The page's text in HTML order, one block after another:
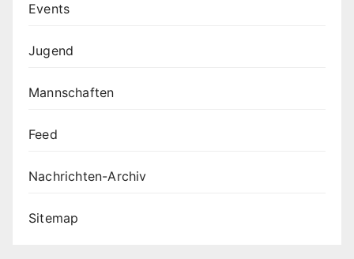
Events
Jugend
Mannschaften
Feed
Nachrichten-Archiv
Sitemap